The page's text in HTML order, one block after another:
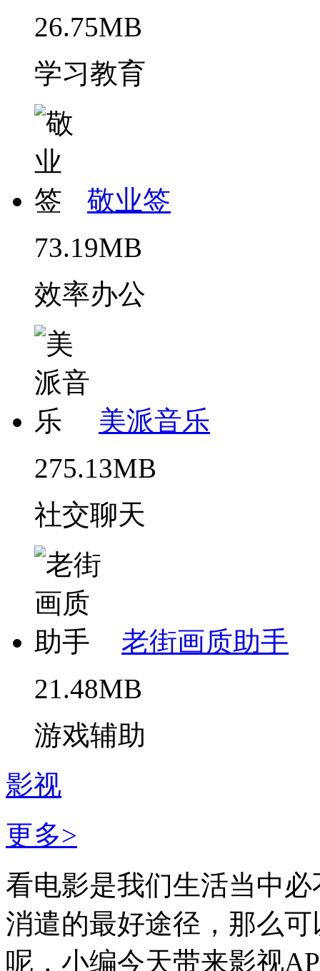
26.75MB
学习教育
敬业签
73.19MB
效率办公
美派音乐
275.13MB
社交聊天
老街画质助手
21.48MB
游戏辅助
影视
更多>
看电影是我们生活当中
消遣的最好途径，那么
呢，小编今天带来影视